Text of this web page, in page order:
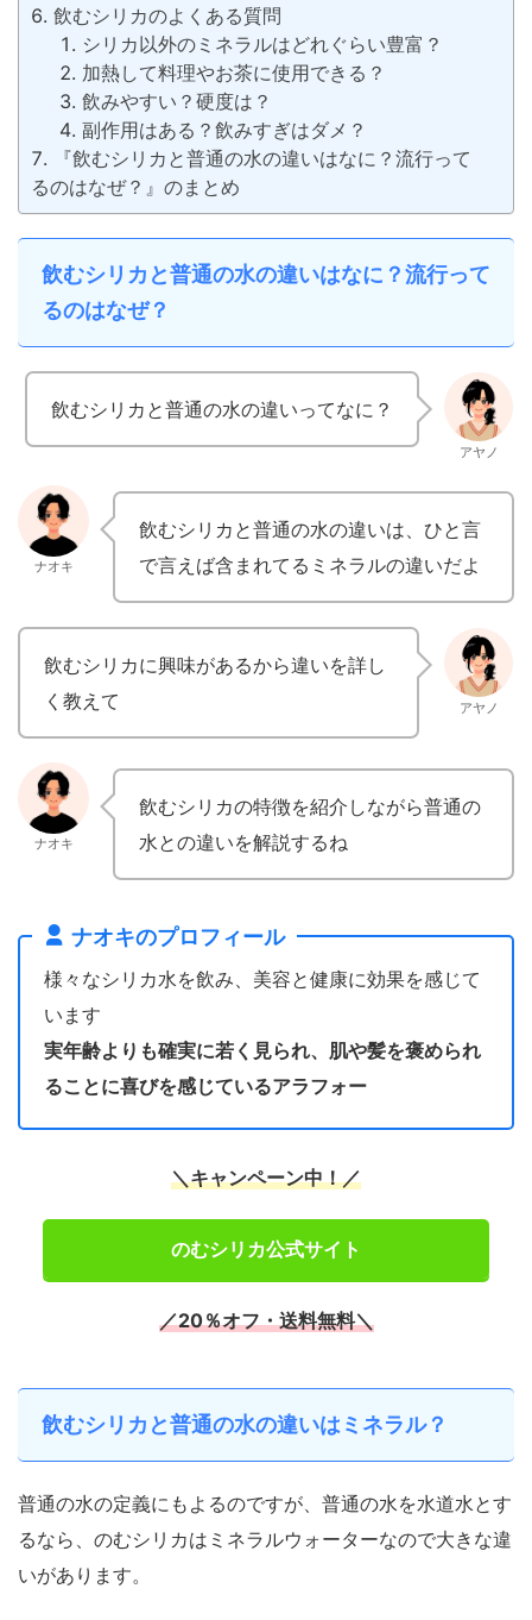
飲むシリカのよくある質問
シリカ以外のミネラルはどれぐらい豊富？
加熱して料理やお茶に使用できる？
飲みやすい？硬度は？
副作用はある？飲みすぎはダメ？
『飲むシリカと普通の水の違いはなに？流行って
るのはなぜ？』のまとめ
飲むシリカと普通の水の違いはなに？流行って
るのはなぜ？
飲むシリカと普通の水の違いってなに？
アヤノ
ナオキ
飲むシリカと普通の水の違いは、ひと言
で言えば含まれてるミネラルの違いだよ
飲むシリカに興味があるから違いを詳し
く教えて
アヤノ
ナオキ
飲むシリカの特徴を紹介しながら普通の
水との違いを解説するね
ナオキのプロフィール
様々なシリカ水を飲み、美容と健康に効果を感じて
います
実年齢よりも確実に若く見られ、肌や髪を褒められ
ることに喜びを感じているアラフォー
＼キャンペーン中！／
のむシリカ公式サイト
／20％オフ・送料無料＼
飲むシリカと普通の水の違いはミネラル？
普通の水の定義にもよるのですが、普通の水を水道水とす
るなら、のむシリカはミネラルウォーターなので大きな違
いがあります。